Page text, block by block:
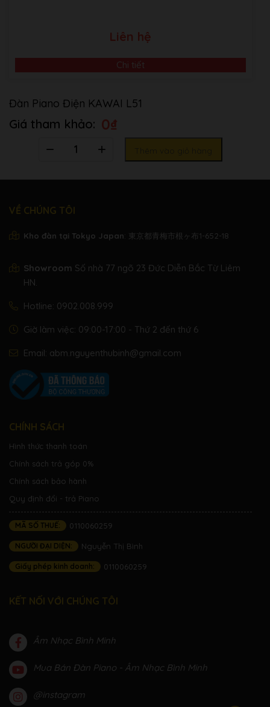
Liên hệ
Chi tiết
Đàn Piano Điện KAWAI L51
0₫
VỀ CHÚNG TÔI
Kho đàn tại Tokyo Japan: 東京都青梅市根ヶ布1-652-18
Showroom Số nhà 77 ngõ 23 Đức Diễn Bắc Từ Liêm
HN.
Hotline: 0902.008.999
Giờ làm việc: 09:00-17:00 - Thứ 2 đến thứ 6
Email: abm.nguyenthubinh@gmail.com
CHÍNH SÁCH
Hình thức thanh toán
Chính sách trả góp 0%
Chính sách bảo hành
Quy định đổi - trả Piano
MÃ SỐ THUẾ: 0110060259
NGƯỜI ĐẠI DIỆN: Nguyễn Thị Bình
Giấy phép kinh doanh: 0110060259
KẾT NỐI VỚI CHÚNG TÔI
Âm Nhạc Bình Minh
Mua Bán Đàn Piano - Âm Nhạc Bình Minh
@instagram